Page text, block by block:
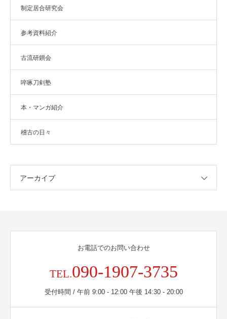
制定居合研究会
参考資料紹介
古流研鑚会
啐啄刀剣塾
本・マンガ紹介
稽古の日々
アーカイブ
お電話でのお問い合わせ
TEL.090-1907-3735
受付時間 / 午前 9:00 - 12:00 午後 14:30 - 20:00